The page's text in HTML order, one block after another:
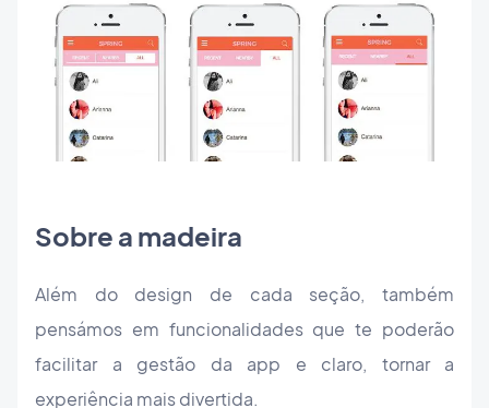
Sobre a madeira
Além do design de cada seção, também
pensámos em funcionalidades que te poderão
facilitar a gestão da app e claro, tornar a
experiência mais divertida.